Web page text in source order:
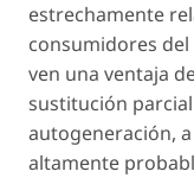
estrechamente
consumidores del
ven una ventaja
sustitución
autogeneración,
altamente